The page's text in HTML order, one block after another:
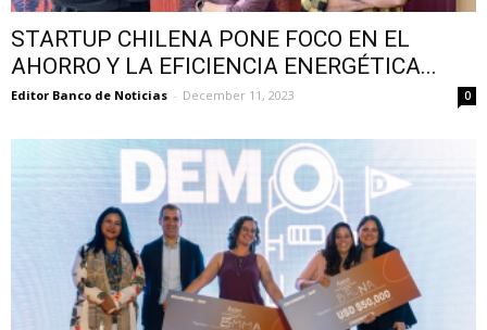
STARTUP CHILENA PONE FOCO EN EL
AHORRO Y LA EFICIENCIA ENERGÉTICA...
Editor Banco de Noticias - December 11, 2023 0